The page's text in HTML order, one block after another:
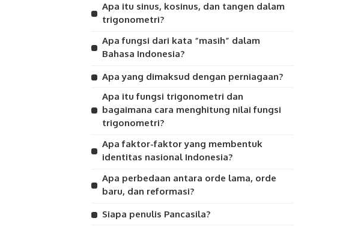
Apa itu sinus, kosinus, dan tangen dalam
trigonometri?
Apa fungsi dari kata “masih” dalam
Bahasa Indonesia?
Apa yang dimaksud dengan perniagaan?
Apa itu fungsi trigonometri dan
bagaimana cara menghitung nilai fungsi
trigonometri?
Apa faktor-faktor yang membentuk
identitas nasional Indonesia?
Apa perbedaan antara orde lama, orde
baru, dan reformasi?
Siapa penulis Pancasila?